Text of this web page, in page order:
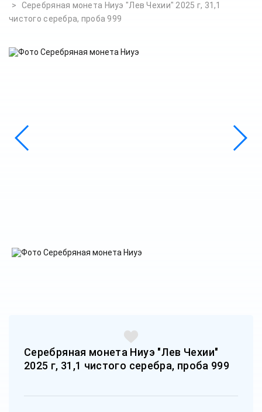
Серебряная монета Ниуэ "Лев Чехии" 2025 г, 31,1
чистого серебра, проба 999
Серебряная монета Ниуэ "Лев Чехии"
2025 г, 31,1 чистого серебра, проба 999